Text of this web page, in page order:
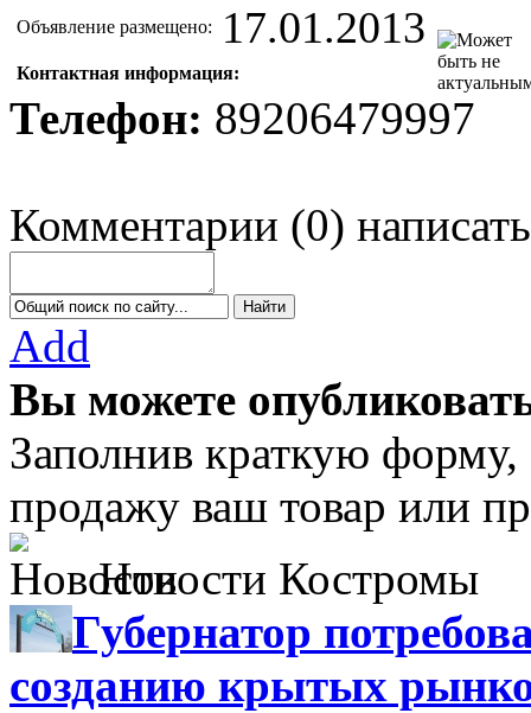
Объявление размещено: 17.01.2013
Контактная информация:
Телефон: 89206479997
Комментарии (0) написать
Add
Вы можете
Заполнив краткую
продажу ваш товар или
Новости Костромы
Губернатор
созданию крытых